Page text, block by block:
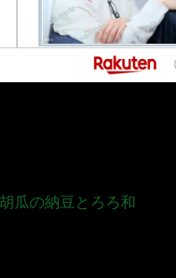
瓜の納豆とろろ和